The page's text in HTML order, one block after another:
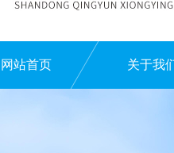
网站首页 关于我